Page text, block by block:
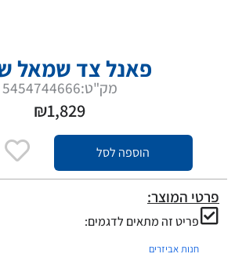
פאנל צד שמאל
מק"ט:5454744666
₪1,829
הוספה לסל
פרטי המוצר:
פריט זה מתאים לדגמים:
חנות אביזרים